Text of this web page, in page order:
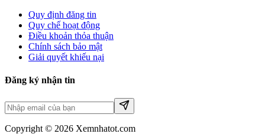
Quy định đăng tin
Quy chế hoạt động
Điều khoản thỏa thuận
Chính sách bảo mật
Giải quyết khiếu nại
Đăng ký nhận tin
Copyright © 2026 Xemnhatot.com